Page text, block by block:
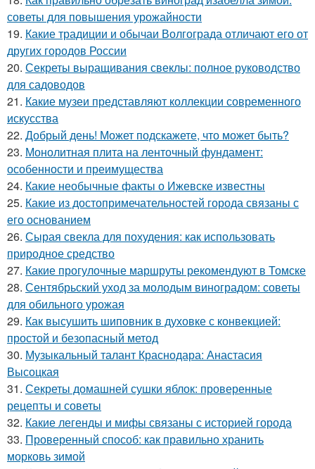
советы для повышения урожайности
19. Какие традиции и обычаи Волгограда отличают его от
других городов России
20. Секреты выращивания свеклы: полное руководство
для садоводов
21. Какие музеи представляют коллекции современного
искусства
22. Добрый день! Может подскажете, что может быть?
23. Монолитная плита на ленточный фундамент:
особенности и преимущества
24. Какие необычные факты о Ижевске известны
25. Какие из достопримечательностей города связаны с
его основанием
26. Сырая свекла для похудения: как использовать
природное средство
27. Какие прогулочные маршруты рекомендуют в Томске
28. Сентябрьский уход за молодым виноградом: советы
для обильного урожая
29. Как высушить шиповник в духовке с конвекцией:
простой и безопасный метод
30. Музыкальный талант Краснодара: Анастасия
Высоцкая
31. Секреты домашней сушки яблок: проверенные
рецепты и советы
32. Какие легенды и мифы связаны с историей города
33. Проверенный способ: как правильно хранить
морковь зимой